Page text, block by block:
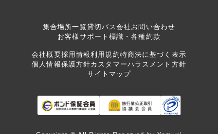
集合場所一覧貸切バス会社お問い合わせ
お客様サポート 標識・各種約款
会社概要採用情報利用規約特商法に基づく表示
個人情報保護方針カスタマーハラスメント方針
サイトマップ